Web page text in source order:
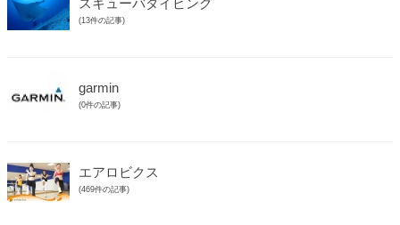
(13件の記事)
garmin
(0件の記事)
エアロビクス
(469件の記事)